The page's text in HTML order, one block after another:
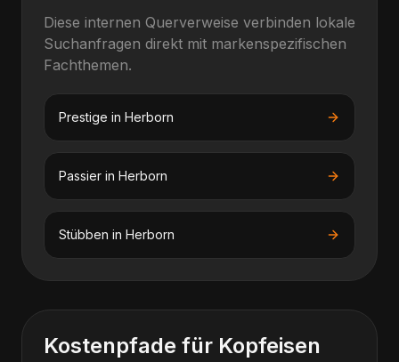
Diese internen Querverweise verbinden lokale
Suchanfragen direkt mit markenspezifischen
Fachthemen.
Prestige in Herborn
Passier in Herborn
Stübben in Herborn
Kostenpfade für Kopfeisen